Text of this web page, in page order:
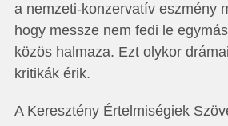
a nemzeti-konzervatív eszmény
hogy messze nem fedi le
közös halmaza. Ezt olykor
kritikák érik.
A Keresztény Értelmiségiek